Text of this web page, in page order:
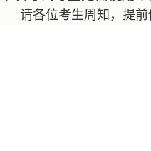
请各位考生周知，提